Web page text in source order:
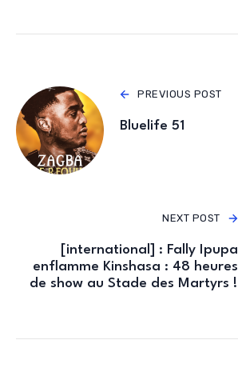
PREVIOUS POST
Bluelife 51
NEXT POST
[international] : Fally Ipupa
enflamme Kinshasa : 48 heures
de show au Stade des Martyrs !